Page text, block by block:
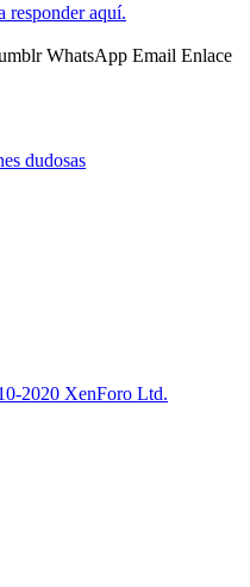
responder aquí.
WhatsApp Email Enlace
dudosas
2020 XenForo Ltd.